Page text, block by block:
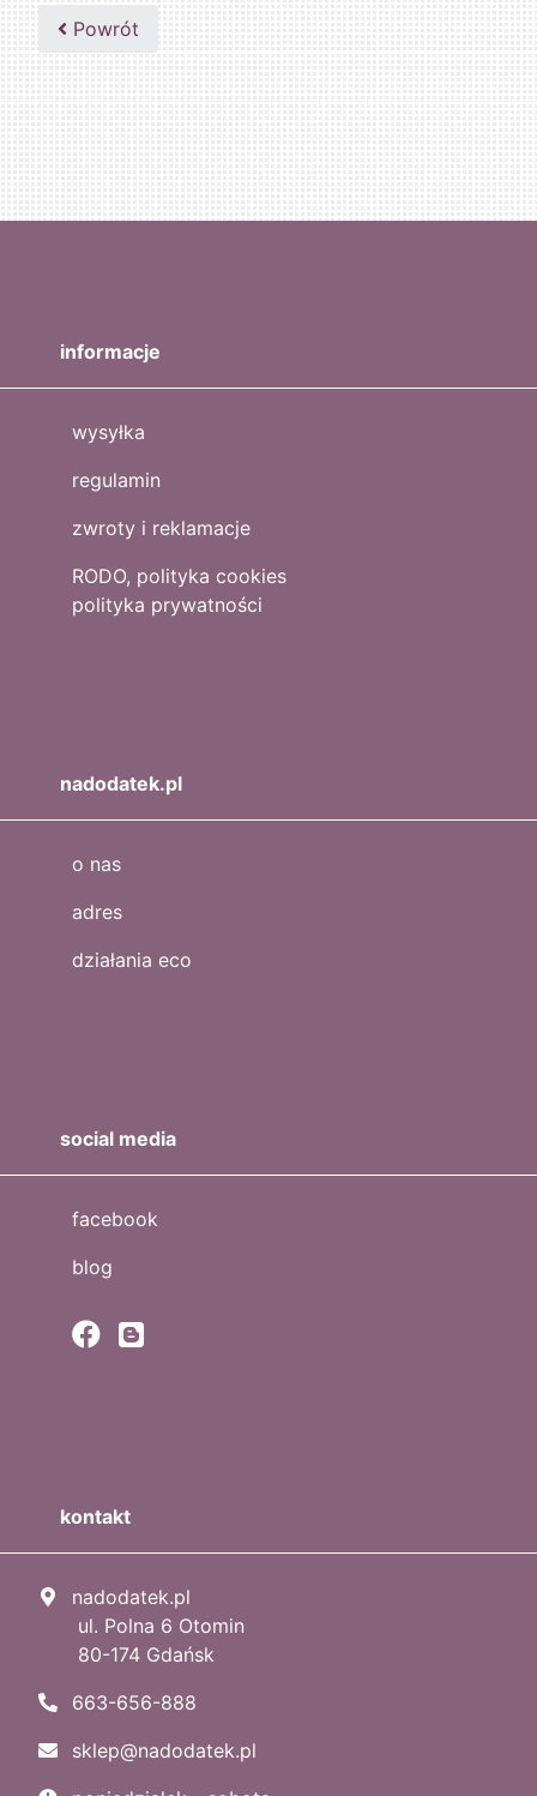
509076255
Powrót
informacje
wysyłka
regulamin
zwroty i reklamacje
RODO, polityka cookies
polityka prywatności
nadodatek.pl
o nas
adres
działania eco
social media
facebook
blog
kontakt
nadodatek.pl
ul. Polna 6 Otomin
80-174 Gdańsk
663-656-888
sklep@nadodatek.pl